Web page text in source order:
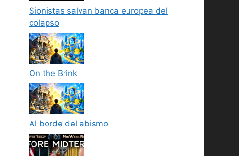
Sionistas salvan banca europea del
colapso
On the Brink
Al borde del abismo